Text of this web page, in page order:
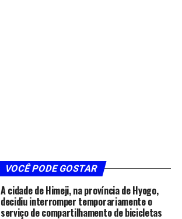
VOCÊ PODE GOSTAR
A cidade de Himeji, na província de Hyogo,
decidiu interromper temporariamente o
serviço de compartilhamento de bicicletas